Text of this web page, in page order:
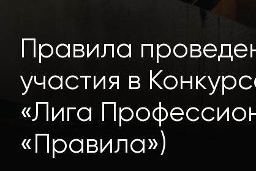
Правила
участия в
«Лига
«Правила»)